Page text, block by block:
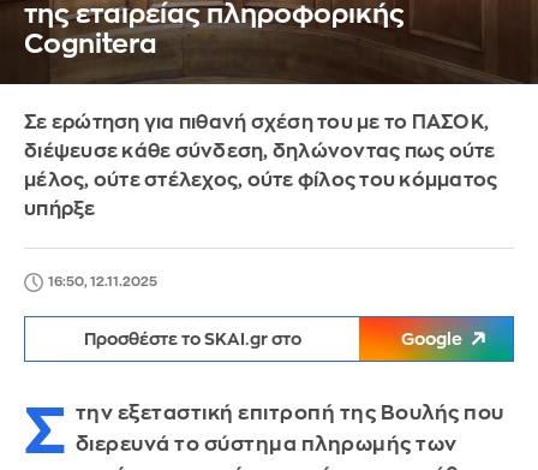
της εταιρείας πληροφορικής
Cognitera
Σε ερώτηση για πιθανή σχέση του με το ΠΑΣΟΚ,
διέψευσε κάθε σύνδεση, δηλώνοντας πως ούτε
μέλος, ούτε στέλεχος, ούτε φίλος του κόμματος
υπήρξε
16:50, 12.11.2025
Προσθέστε το SKAI.gr στο Google
Σ την εξεταστική επιτροπή της Βουλής που
διερευνά το σύστημα πληρωμής των